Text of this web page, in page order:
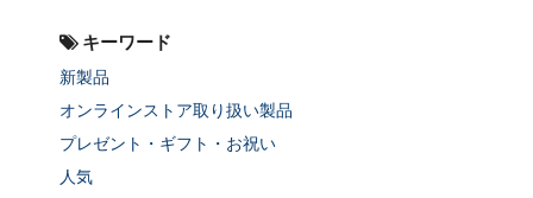
キーワード
新製品
オンラインストア取り扱い製品
プレゼント・ギフト・お祝い
人気